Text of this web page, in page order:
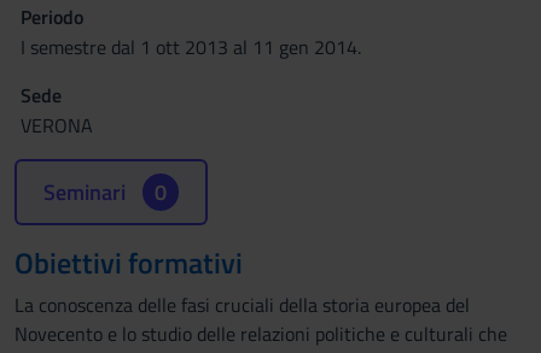
Periodo
I semestre dal 1 ott 2013 al 11 gen 2014.
Sede
VERONA
Seminari 0
Obiettivi formativi
La conoscenza delle fasi cruciali della storia europea del
Novecento e lo studio delle relazioni politiche e culturali che